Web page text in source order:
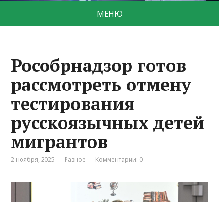
МЕНЮ
Рособрнадзор готов
рассмотреть отмену
тестирования
русскоязычных детей
мигрантов
2 ноября, 2025 Разное Комментарии: 0